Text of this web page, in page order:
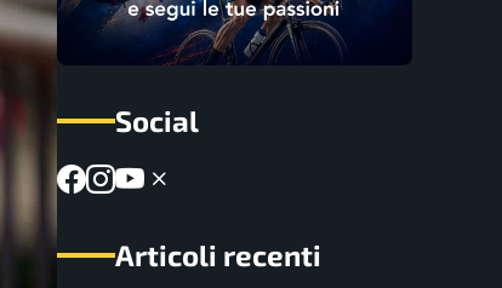
Social
Articoli recenti